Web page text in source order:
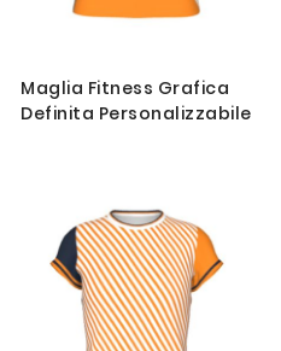
Maglia Fitness Grafica
Definita Personalizzabile